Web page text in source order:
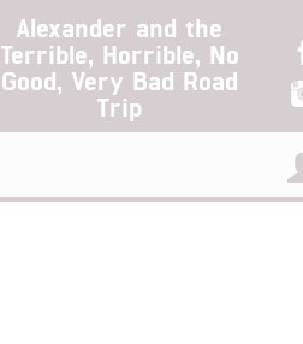
Alexander and the
Terrible, Horrible, No
Good, Very Bad Road
Trip